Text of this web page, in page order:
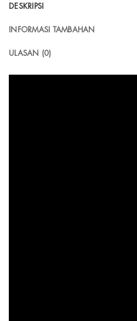
DESKRIPSI
INFORMASI TAMBAHAN
ULASAN (0)